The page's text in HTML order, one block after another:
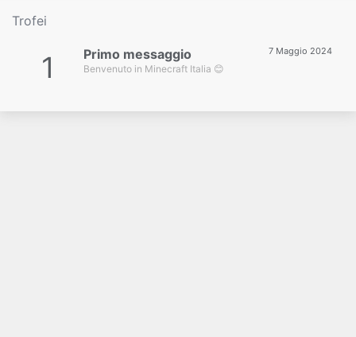
Trofei
1 7 Maggio 2024
Primo messaggio
Benvenuto in Minecraft Italia 😊